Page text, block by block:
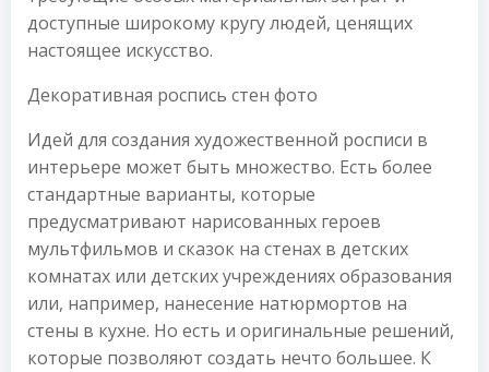
доступные широкому кругу людей, ценящих
настоящее искусство.
Декоративная роспись стен фото
Идей для создания художественной росписи в
интерьере может быть множество. Есть более
стандартные варианты, которые
предусматривают нарисованных героев
мультфильмов и сказок на стенах в детских
комнатах или детских учреждениях образования
или, например, нанесение натюрмортов на
стены в кухне. Но есть и оригинальные решений,
которые позволяют создать нечто большее. К